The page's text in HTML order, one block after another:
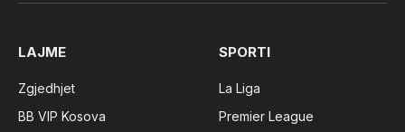
LAJME
Zgjedhjet
BB VIP Kosova
SPORTI
La Liga
Premier League